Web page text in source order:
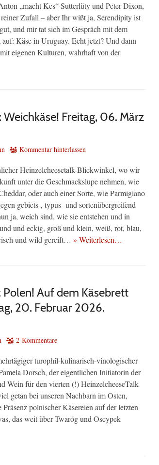
„macht Kes“ Sutterlüty und Peter Dixon,
Zufall – aber Ihr wißt ja, Serendipity ist
und mir tat sich im Gespräch mit dem
Käse in Uruguay. Echt jetzt? Und dann
eigenen Kulturen, wahrhaft von der
Freitag, 06. März
Kommentar hinterlassen
Heinzelcheesetalk-Blickwinkel, wo wir
unter die Geschmackslupe nehmen, wie
oder auch einer Sorte, wie Parmigiano
gebiets-, typus- und sortenübergreifend
ja, weich sind, wie sie entstehen und in
und eckig, groß und klein, weiß, rot, blau,
und wild gereift… » Weiterlesen…
Polen! Auf dem Käsebrett
20. Februar 2026.
2 Kommentare
turophil-kulinarisch-vinologischer
Dorsch, der eigentlichen Initiatorin der
Wein für den vierten (!) HeinzelcheeseTalk
getan bei unseren Nachbarn im Osten,
polnischer Käsereien auf der letzten
das weit über Twaróg und Oscypek